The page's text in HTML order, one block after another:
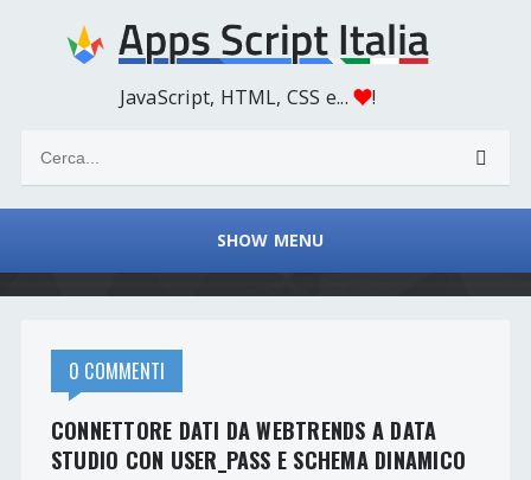
JavaScript, HTML, CSS e... !
SHOW MENU
0 COMMENTI
CONNETTORE DATI DA WEBTRENDS A DATA
STUDIO CON USER_PASS E SCHEMA DINAMICO